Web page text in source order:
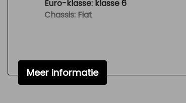
Euro-klasse: klasse 6
Chassis: Fiat
Totale lengte: 699 cm.
Stahoogte: 198 cm.
Totale hoogte: 297 cm.
Meer informatie